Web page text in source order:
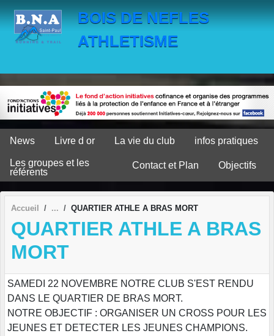
BOIS DE NEFLES
ATHLETISME
News Livre d or La vie du club infos pratiques
Les groupes et les
référents
Contact et Plan Objectifs
Accueil QUARTIER ATHLE A BRAS MORT
QUARTIER ATHLE A BRAS
MORT
SAMEDI 22 NOVEMBRE NOTRE CLUB S'EST RENDU
DANS LE QUARTIER DE BRAS MORT.
NOTRE OBJECTIF : ORGANISER UN CROSS POUR LES
JEUNES ET DETECTER LES JEUNES CHAMPIONS.